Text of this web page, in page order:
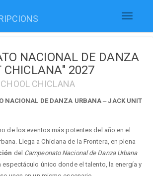
Toggle
NACIONAL DE DANZA
CHICLANA" 2027
CHICLANA
NACIONAL DE DANZA URBANA – JACK UNIT
de los eventos más potentes del año en el
Llega a Chiclana de la Frontera, en plena
del Campeonato Nacional de Danza Urbana
espectáculo único donde el talento, la energía y